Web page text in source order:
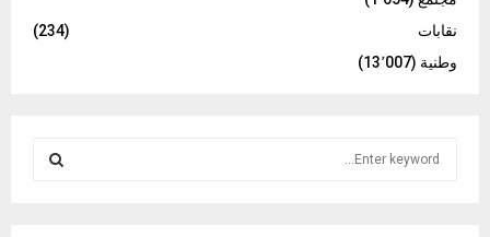
نقابات
(234)
وطنية (13٬007)